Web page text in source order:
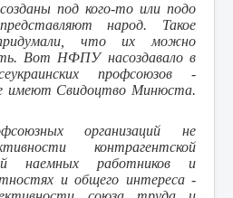
под кого-то или подо
народ. Такое
придумали, что их можно
Вот НФПУ насоздавало в
профсоюзов -
имеют Свидоцтво Минюста.
организаций не
контрагентской
наемных работников и
и общего интереса -